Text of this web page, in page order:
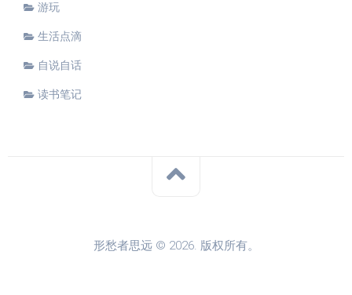
游玩
生活点滴
自说自话
读书笔记
形愁者思远 © 2026. 版权所有。